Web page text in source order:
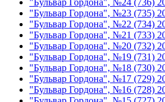
"Бульвар Гордона", №23 (735)
"Бульвар Гордона", №22 (734)
"Бульвар Гордона", №21 (733)
"Бульвар Гордона", №20 (732)
"Бульвар Гордона", №19 (731)
"Бульвар Гордона", №18 (730)
"Бульвар Гордона", №17 (729)
"Бульвар Гордона", №16 (728)